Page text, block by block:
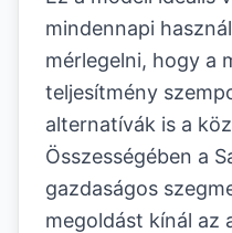
mindennapi
mérlegelni, hogy a
teljesítmény
alternatívák is a
Összességében a
gazdaságos
megoldást kínál az